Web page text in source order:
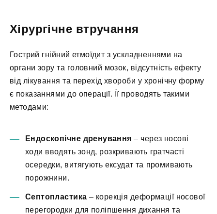
Хірургічне втручання
Гострий гнійний етмоїдит з ускладненнями на
органи зору та головний мозок, відсутність ефекту
від лікування та перехід хвороби у хронічну форму
є показаннями до операції. Її проводять такими
методами:
Ендоскопічне дренування – через носові
ходи вводять зонд, розкривають гратчасті
осередки, витягують ексудат та промивають
порожнини.
Септопластика – корекція деформації носової
перегородки для поліпшення дихання та